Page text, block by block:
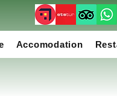
Accomodation